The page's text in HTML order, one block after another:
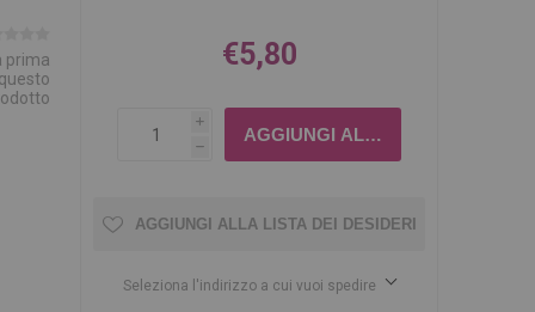
prima
€5,80
i
h
AGGIUNGI ALLA LISTA DEI DESIDERI
Seleziona l'indirizzo a cui vuoi spedire